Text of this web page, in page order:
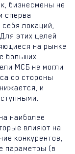
бизнесмены не
сперва
локаций,
этих целей
на рынке
больших
МСБ не могли
со стороны
и
наиболее
влияют на
конкурентов,
параметры (в